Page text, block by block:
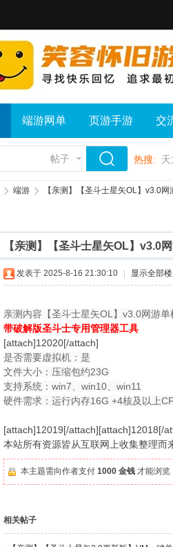
端游网单 页游手游 交
帖子 热搜:
端游
›
【亲测】【圣斗士星矢OL】v3.0
【亲测】【圣斗士星矢OL】v3.0
发表于 2025-8-16 21:30:10 显示全部
亲测内容【圣斗士星矢OL】v3.0网游
带破解版圣斗士专用管理器工具
[attach]12020[/attach]
是否需要虚拟机：是
文件大小：压缩包约23G
支持系统：win7、win10、win11
硬件需求：运行内存16G +4核及以上
[attach]12019[/attach][attach]12018[/
本站所有资源皆从互联网上收集整理
本主题需向作者支付 1000 金钱 才能浏览
相关帖子